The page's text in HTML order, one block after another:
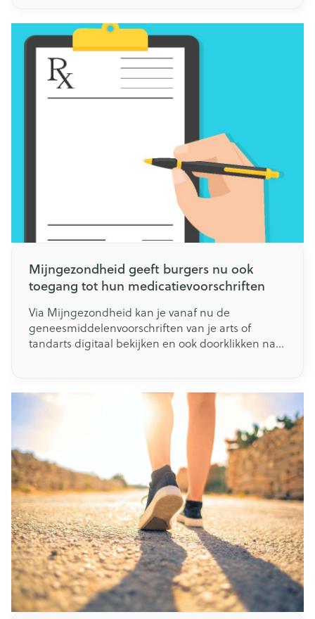
winkelwagens en in vele andere situaties. Hoe en
wanneer moet je jouw handen wassen? Lees in
dit artikel wat jij kan doen om ziektes te
voorkomen.
Mijngezondheid geeft burgers nu ook
toegang tot hun medicatievoorschriften
Via Mijngezondheid kan je vanaf nu de
geneesmiddelenvoorschriften van je arts of
tandarts digitaal bekijken en ook doorklikken naar
minister De Block begin mei lanceerde.